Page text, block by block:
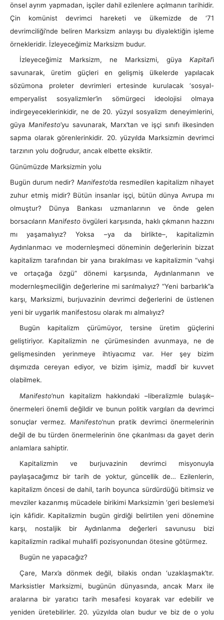
önsel ayrım yapmadan, işçiler dahil ezilenlere açılmanın tarihidir.
Çin komünist devrimci hareketi ve ülkemizde de ‘71
devrimciliği’nde beliren Marksizm anlayışı bu diyalektiğin işleme
örnekleridir. İzleyeceğimiz Marksizm budur.
İzleyeceğimiz Marksizm, ne Marksizmi, güya Kapital’i
savunarak, üretim güçleri en gelişmiş ülkelerde yapılacak
sözümona proleter devrimleri ertesinde kurulacak ‘sosyal-
emperyalist sosyalizmler’in sömürgeci ideolojisi olmaya
indirgeyeceklerinkidir, ne de 20. yüzyıl sosyalizm deneyimlerini,
güyaManifesto’yu savunarak, Marx’tan ve işçi sınıfı ilkesinden
sapma olarak görenlerinkidir. 20. yüzyılda Marksizmin devrimci
tarzının yolu doğrudur, ancak elbette eksiktir.
Günümüzde Marksizmin yolu
Bugün durum nedir? Manifesto’da resmedilen kapitalizm nihayet
zuhur etmiş midir? Bütün insanlar işçi, bütün dünya Avrupa mı
olmuştur? Dünya Bankası uzmanlarının ve önde gelen
borsacıların Manifesto övgüleri karşısında, haklı çıkmanın hazzını
mı yaşamalıyız? Yoksa –ya da birlikte–, kapitalizmin
Aydınlanmacı ve modernleşmeci döneminin değerlerinin bizzat
kapitalizm tarafından bir yana bırakılması ve kapitalizmin “vahşi
ve ortaçağa özgü” dönemi karşısında, Aydınlanmanın ve
modernleşmeciliğin değerlerine mi sarılmalıyız? “Yeni barbarlık”a
karşı, Marksizmi, burjuvazinin devrimci değerlerini de üstlenen
yeni bir uygarlık manifestosu olarak mı almalıyız?
Bugün kapitalizm çürümüyor, tersine üretim güçlerini
geliştiriyor. Kapitalizmin ne çürümesinden avunmaya, ne de
gelişmesinden yerinmeye ihtiyacımız var. Her şey bizim
dışımızda cereyan ediyor, ve bizim işimiz, maddî bir kuvvet
olabilmek.
Manifesto’nun kapitalizm hakkındaki –liberalizmle bulaşık–
önermeleri önemli değildir ve bunun politik vargıları da devrimci
sonuçlar vermez. Manifesto’nun pratik devrimci önermelerinin
değil de bu türden önermelerinin öne çıkarılması da gayet derin
anlamlara sahiptir.
Kapitalizmin ve burjuvazinin devrimci misyonuyla
paylaşacağımız bir tarih de yoktur, güncellik de… Ezilenlerin,
kapitalizm öncesi de dahil, tarih boyunca sürdürdüğü bitimsiz ve
mevziler kazanmış mücadele birikimi Marksizmin ‘geri besleme’si
için kâfidir. Kapitalizmin bugün girdiği belirtilen yeni dönemine
karşı, nostaljik bir Aydınlanma değerleri savunusu bizi
kapitalizmin radikal muhalifi pozisyonundan ötesine götürmez.
Bugün ne yapacağız?
Çare, Marx’a dönmek değil, bilakis ondan ‘uzaklaşmak’tır.
Marksistler Marksizmi, bugünün dünyasında, ancak Marx ile
aralarına bir yaratıcı tarih mesafesi koyarak var edebilir ve
yeniden üretebilirler. 20. yüzyılda olan budur ve biz de o yolu